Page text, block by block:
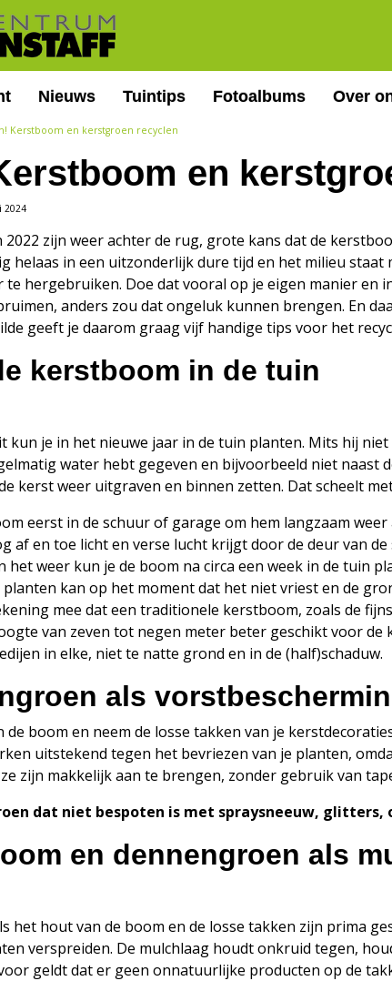
Kerstboom en kerstgroen recyclen
Nieuws Tuintips Fotoalbums Over
en
2024
2022 zijn weer achter de rug, grote kans dat de
helaas in een uitzonderlijk dure tijd en het milieu
te hergebruiken. Doe dat vooral op je eigen manier
anders zou dat ongeluk kunnen brengen. En
geeft je daarom graag vijf handige tips voor het
kerstboom in de tuin
kun je in het nieuwe jaar in de tuin planten. Mits hij
water hebt gegeven en bijvoorbeeld niet naast
kerst weer uitgraven en binnen zetten. Dat scheelt
eerst in de schuur of garage om hem langzaam
af en toe licht en verse lucht krijgt door de deur van
het weer kun je de boom na circa een week in de tuin
kan op het moment dat het niet vriest en de
mee dat een traditionele kerstboom, zoals de
van zeven tot negen meter beter geschikt voor de
in elke, niet te natte grond en in de (half)schaduw.
als
de boom en neem de losse takken van je
uitstekend tegen het bevriezen van je planten,
zijn makkelijk aan te brengen, zonder gebruik van
dat niet bespoten is met spraysneeuw,
en dennengroen als
het hout van de boom en de losse takken zijn prima
verspreiden. De mulchlaag houdt onkruid tegen,
geldt dat er geen onnatuurlijke producten op de